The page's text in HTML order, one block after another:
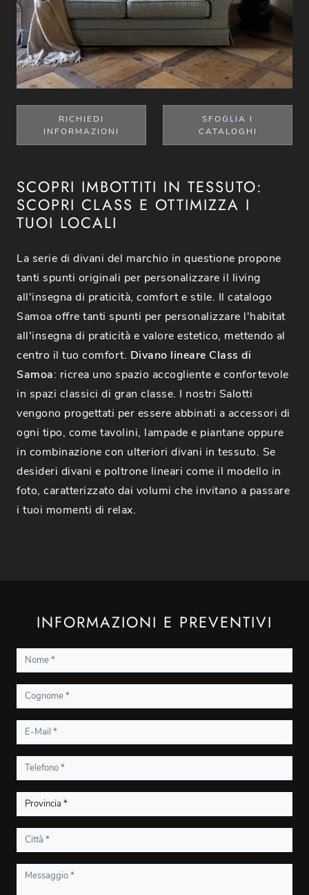
RICHIEDI
INFORMAZIONI
SFOGLIA I
CATALOGHI
SCOPRI IMBOTTITI IN TESSUTO:
SCOPRI CLASS E OTTIMIZZA I
TUOI LOCALI
La serie di divani del marchio in questione propone
tanti spunti originali per personalizzare il living
all'insegna di praticità, comfort e stile. Il catalogo
Samoa offre tanti spunti per personalizzare l'habitat
all'insegna di praticità e valore estetico, mettendo al
centro il tuo comfort. Divano lineare Class di
Samoa: ricrea uno spazio accogliente e confortevole
in spazi classici di gran classe. I nostri Salotti
vengono progettati per essere abbinati a accessori di
ogni tipo, come tavolini, lampade e piantane oppure
in combinazione con ulteriori divani in tessuto. Se
desideri divani e poltrone lineari come il modello in
foto, caratterizzato dai volumi che invitano a passare
i tuoi momenti di relax.
INFORMAZIONI E PREVENTIVI